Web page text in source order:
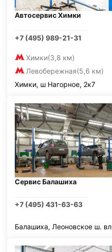
Автосервис Химки
+7 (495) 989-21-31
Химки(3,8 км)
Левобережная(5,6 км)
Химки, ш Нагорное, 2к7
Сервис Балашиха
+7 (495) 431-63-63
Балашиха, Леоновское ш.